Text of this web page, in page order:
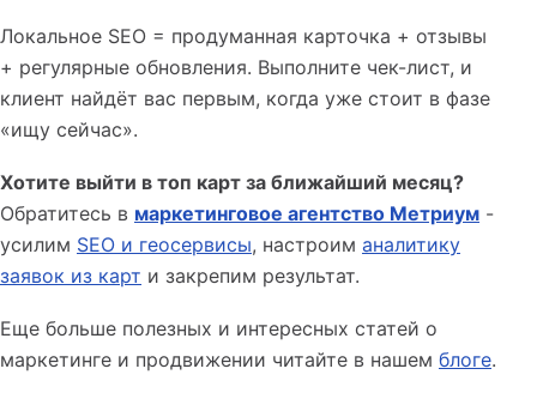
Локальное SEO = продуманная карточка + отзывы
+ регулярные обновления. Выполните чек-лист, и
клиент найдёт вас первым, когда уже стоит в фазе
«ищу сейчас».
Хотите выйти в топ карт за ближайший месяц?
Обратитесь в маркетинговое агентство Метриум -
усилим SEO и геосервисы, настроим аналитику
заявок из карт и закрепим результат.
Еще больше полезных и интересных статей о
маркетинге и продвижении читайте в нашем блоге.